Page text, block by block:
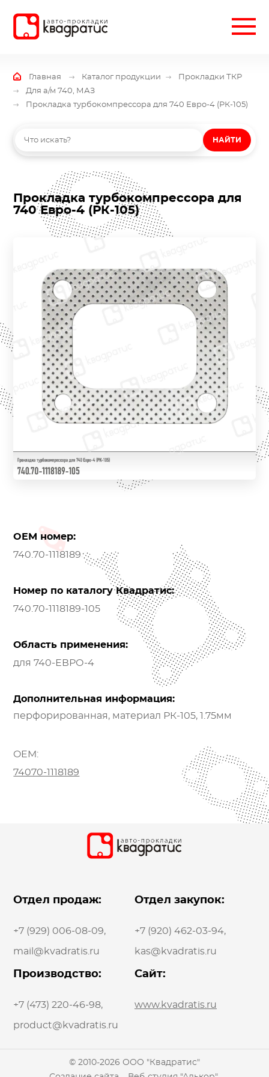
Главная Каталог продукции
Прокладки ТКР
Для а/м 740, МАЗ
Прокладка турбокомпрессора для 740 Евро-4 (РК-105)
НАЙТИ
Прокладка турбокомпрессора для
740 Евро-4 (РК-105)
OEM номер:
740.70-1118189
Номер по каталогу Квадратис:
740.70-1118189-105
Область применения:
для 740-ЕВРО-4
Дополнительная информация:
перфорированная, материал РК-105, 1.75мм
OEM:
74070-1118189
Отдел продаж:
+7 (929) 006-08-09,
mail@kvadratis.ru
Отдел закупок:
+7 (920) 462-03-94,
kas@kvadratis.ru
Производство:
+7 (473) 220-46-98,
product@kvadratis.ru
Сайт:
www.kvadratis.ru
© 2010-2026 ООО "Квадратис"